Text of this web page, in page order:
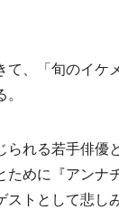
、「旬のイケ
れる若手俳優
めに『アンナ
トとして悲し